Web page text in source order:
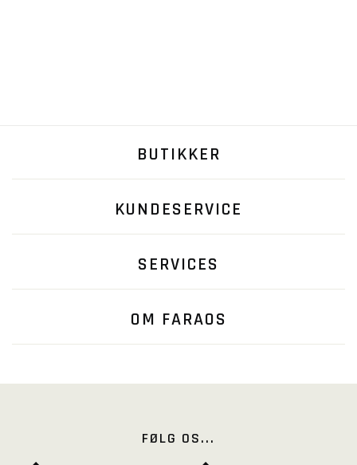
BUTIKKER
KUNDESERVICE
SERVICES
OM FARAOS
FØLG OS...